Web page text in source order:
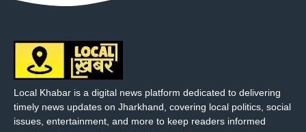
Local Khabar is a digital news platform dedicated to delivering
timely news updates on Jharkhand, covering local politics, social
issues, entertainment, and more to keep readers informed